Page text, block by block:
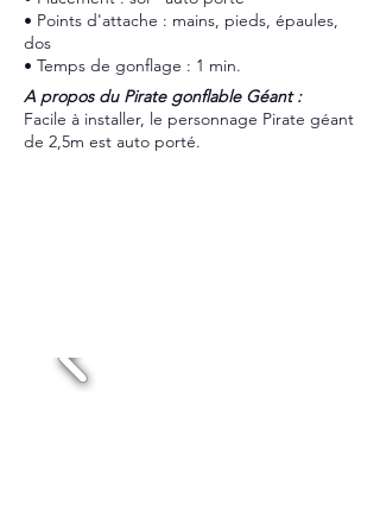
• Points d'attache : mains, pieds, épaules,
dos
• Temps de gonflage : 1 min.
A propos du Pirate gonflable Géant :
Facile à installer, le personnage Pirate géant
de 2,5m est auto porté.